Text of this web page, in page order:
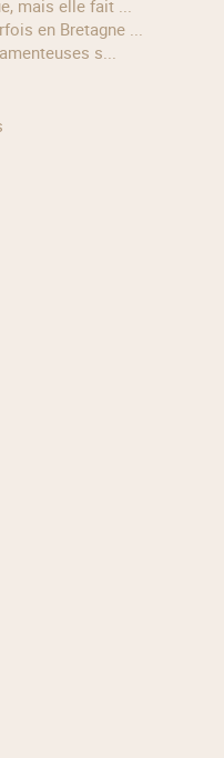
mais elle fait ...
en Bretagne ...
s...